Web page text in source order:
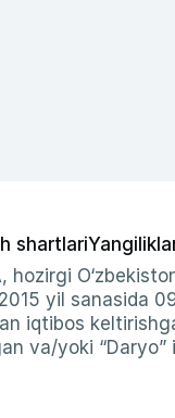
shartlari
yil sanasida
iqtibos
va/yoki